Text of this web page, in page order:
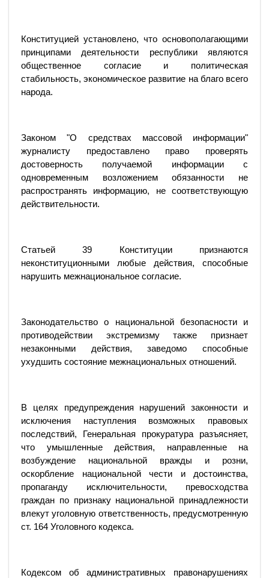
Конституцией установлено, что основополагающими
принципами деятельности республики являются
общественное согласие и политическая
стабильность, экономическое развитие на благо всего
народа.
Законом "О средствах массовой информации"
журналисту предоставлено право проверять
достоверность получаемой информации с
одновременным возложением обязанности не
распространять информацию, не соответствующую
действительности.
Статьей 39 Конституции признаются
неконституционными любые действия, способные
нарушить межнациональное согласие.
Законодательство о национальной безопасности и
противодействии экстремизму также признает
незаконными действия, заведомо способные
ухудшить состояние межнациональных отношений.
В целях предупреждения нарушений законности и
исключения наступления возможных правовых
последствий, Генеральная прокуратура разъясняет,
что умышленные действия, направленные на
возбуждение национальной вражды и розни,
оскорбление национальной чести и достоинства,
пропаганду исключительности, превосходства
граждан по признаку национальной принадлежности
влекут уголовную ответственность, предусмотренную
ст. 164 Уголовного кодекса.
Кодексом об административных правонарушениях